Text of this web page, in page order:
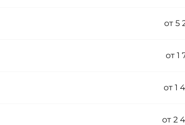
от 5
от 1
от 1
от 2